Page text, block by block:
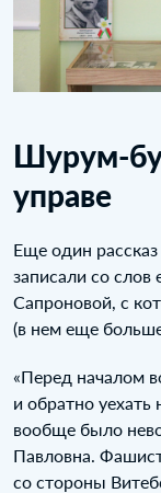
Шурум-
управе
Еще один
записали со
Сапроновой, с
(в нем еще
«Перед началом
и обратно уехать
вообще было
Павловна.
со стороны